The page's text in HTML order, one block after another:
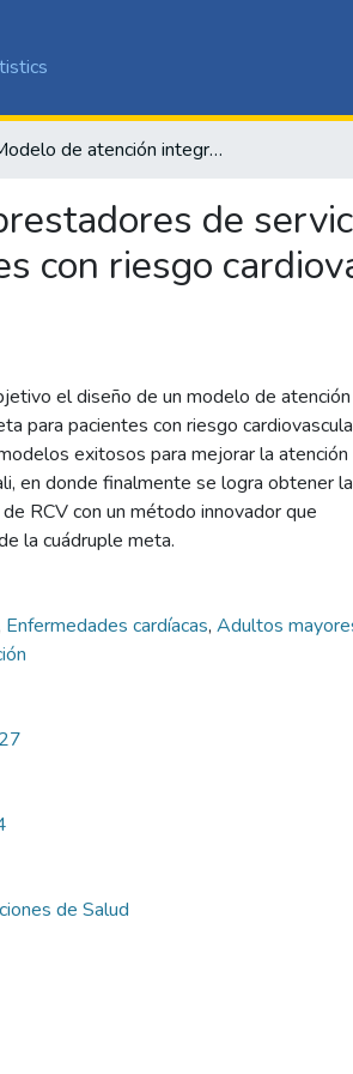
Modelo de atención integral en salud para prestadores de servicio en salud – MAI modelo de atención en salud a pacientes con riesgo cardiovascular enfocado en la cuádruple meta
de
con riesgo
el diseño de un modelo de atención
para pacientes con riesgo
exitosos para mejorar la atención
en donde finalmente se logra obtener la
RCV con un método innovador que
la cuádruple meta.
Enfermedades cardíacas, Adultos
de Salud